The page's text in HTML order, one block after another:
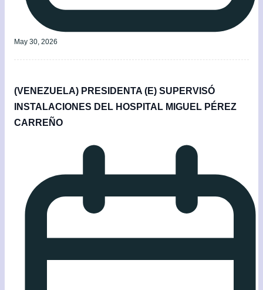
May 30, 2026
(VENEZUELA) PRESIDENTA (E) SUPERVISÓ
INSTALACIONES DEL HOSPITAL MIGUEL PÉREZ
CARREÑO